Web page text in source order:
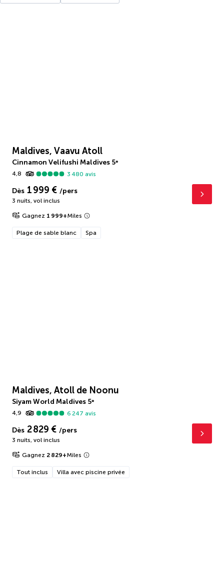
Maldives, Vaavu Atoll
Cinnamon Velifushi Maldives 5*
4,8
3 480 avis
Dès 1 999 € /pers
3 nuits, vol inclus
Gagnez 1 999+Miles
Plage de sable blanc Spa
Maldives, Atoll de Noonu
Siyam World Maldives 5*
4,9
6 247 avis
Dès 2 829 € /pers
3 nuits, vol inclus
Gagnez 2 829+Miles
Tout inclus Villa avec piscine privée